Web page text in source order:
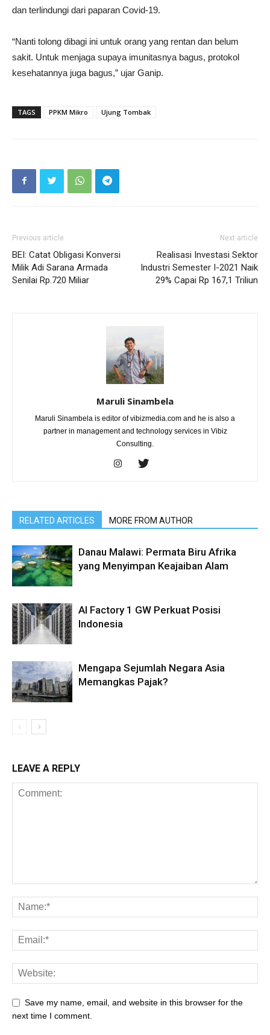
dan terlindungi dari paparan Covid-19.
“Nanti tolong dibagi ini untuk orang yang rentan dan belum
sakit. Untuk menjaga supaya imunitasnya bagus, protokol
kesehatannya juga bagus,” ujar Ganip.
TAGS PPKM Mikro Ujung Tombak
Previous article
BEI: Catat Obligasi Konversi
Milik Adi Sarana Armada
Senilai Rp.720 Miliar
Next article
Realisasi Investasi Sektor
Industri Semester I-2021 Naik
29% Capai Rp 167,1 Triliun
Maruli Sinambela
Maruli Sinambela is editor of vibizmedia.com and he is also a
partner in management and technology services in Vibiz
Consulting.
RELATED ARTICLES MORE FROM AUTHOR
Danau Malawi: Permata Biru Afrika
yang Menyimpan Keajaiban Alam
AI Factory 1 GW Perkuat Posisi
Indonesia
Mengapa Sejumlah Negara Asia
Memangkas Pajak?
LEAVE A REPLY
Save my name, email, and website in this browser for the
next time I comment.